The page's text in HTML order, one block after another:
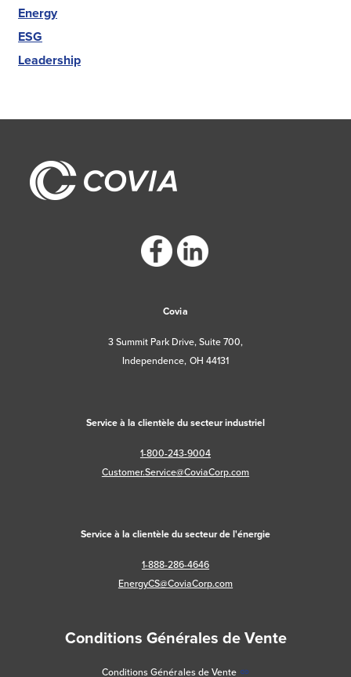
Energy
ESG
Leadership
Covia
3 Summit Park Drive, Suite 700,
Independence, OH 44131
Service à la clientèle du secteur industriel
1-800-243-9004
Customer.Service@CoviaCorp.com
Service à la clientèle du secteur de l'énergie
1-888-286-4646
EnergyCS@CoviaCorp.com
Conditions Générales de Vente
Conditions Générales de Vente